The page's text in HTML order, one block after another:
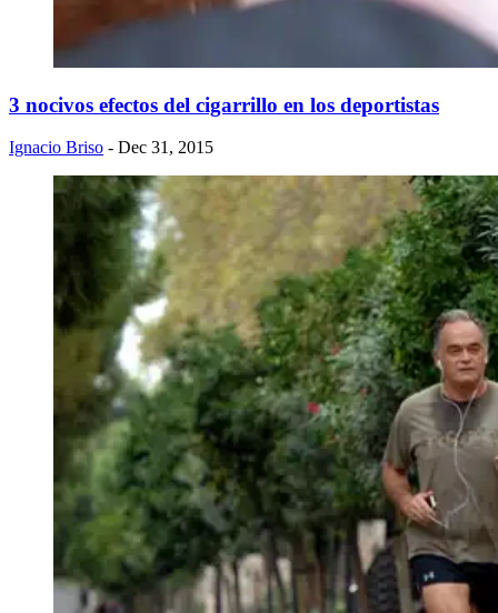
3 nocivos efectos del cigarrillo en los deportistas
Ignacio Briso - Dec 31, 2015